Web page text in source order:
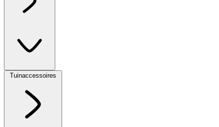
Tuinaccessoires